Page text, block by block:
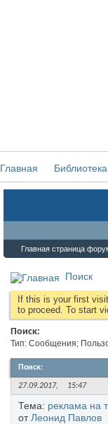
Главная Библиотека
Главная страница
Поиск
If this is your first
to proceed. To start
Поиск:
Тип: Сообщения;
Поиск:
27.09.2017, 15:47
Тема: реклама на
от Леонид Павлов